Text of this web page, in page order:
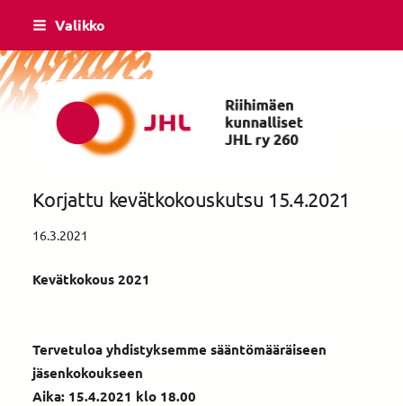
Siirry
sisältöön
Valikko
Riihimäen Kunnalliset ry yhdistys 260
Korjattu kevätkokouskutsu 15.4.2021
16.3.2021
Kevätkokous 2021
Tervetuloa yhdistyksemme sääntömääräiseen
jäsenkokoukseen
Aika: 15.4.2021 klo 18.00